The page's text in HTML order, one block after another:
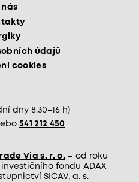
nás
údajů
cookies
dny 8.30–16 h)
541 212 450
Via s. r. o. – od roku
fondu ADAX
SICAV, a. s.